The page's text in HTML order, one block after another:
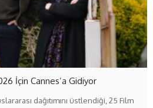
İçin Cannes’a Gidiyor
dağıtımını üstlendiği, 25 Film